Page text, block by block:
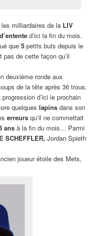
milliardaires de la LIV
d’ici la fin du mois.
que 5petits buts depuis le
pas de cette façon qu’il
deuxième ronde aux
de la tête après 36 trous.
d’ici le prochain
quelques lapinsdans son
erreursqu’il ne commettait
ansà la fin du mois… Parmi
SCHEFFLER, Jordan Spieth
joueur étoile des Mets,